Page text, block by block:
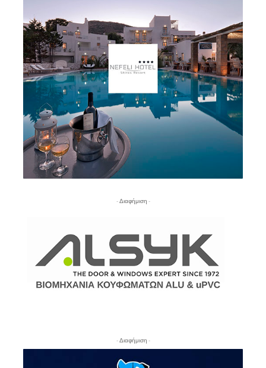
- Διαφήμιση -
- Διαφήμιση -